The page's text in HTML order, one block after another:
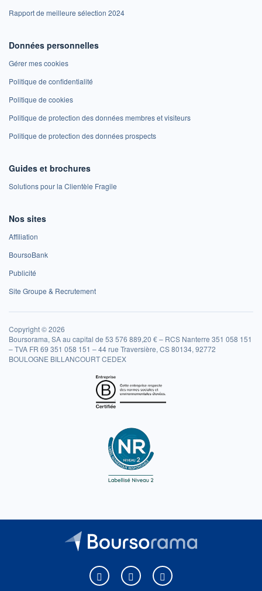
Rapport de meilleure sélection 2024
Données personnelles
Gérer mes cookies
Politique de confidentialité
Politique de cookies
Politique de protection des données membres et visiteurs
Politique de protection des données prospects
Guides et brochures
Solutions pour la Clientèle Fragile
Nos sites
Affiliation
BoursoBank
Publicité
Site Groupe & Recrutement
Copyright © 2026
Boursorama, SA au capital de 53 576 889,20 € – RCS Nanterre 351 058 151
– TVA FR 69 351 058 151 – 44 rue Traversière, CS 80134, 92772
BOULOGNE BILLANCOURT CEDEX
Boursorama sur Facebook
Boursorama sur XBoursorama sur